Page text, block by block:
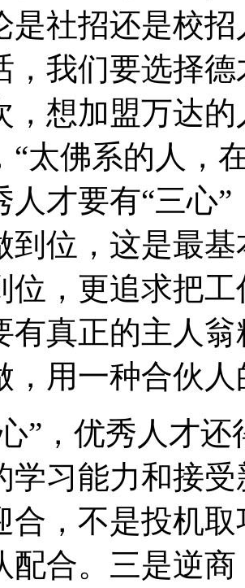
是社招还是校
，我们要选择
，想加盟万达
“太佛系的人，
人才要有“三心”
到位，这是最
位，更追求把
有真正的主人
，用一种合伙
” ，优秀人才
学习能力和接
合，不是投机
配合。三是逆